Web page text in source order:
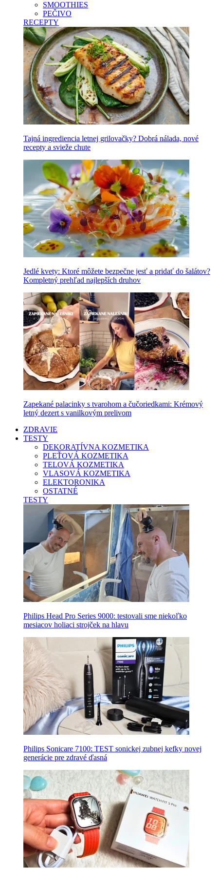
SMOOTHIES
PEČIVO
RECEPTY
Tajná ingrediencia letnej grilovačky? Dobrá nálada, nové
recepty a svieže chute
Jedlé kvety: Ktoré môžete bezpečne jesť a pridať do šalátov?
Kompletný prehľad najlepších druhov
Zapekané palacinky s tvarohom a čučoriedkami: Krémový
letný dezert s vanilkovým prelivom
ZDRAVIE
TESTY
DEKORATÍVNA KOZMETIKA
PLEŤOVÁ KOZMETIKA
TELOVÁ KOZMETIKA
VLASOVÁ KOZMETIKA
ELEKTORONIKA
OSTATNÉ
TESTY
Philips Head Pro Series 9000: testovali sme niekoľko
mesiacov holiaci strojček na hlavu
Philips Sonicare 7100: TEST sonickej zubnej kefky novej
generácie pre zdravé ďasná